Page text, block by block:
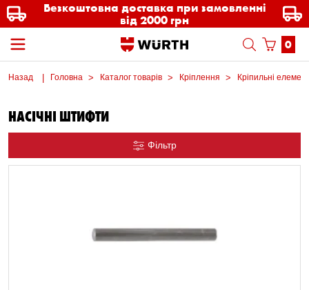
Безкоштовна доставка при замовленні
від 2000 грн
0
Назад Головна Каталог товарів Кріплення Кріпильні
НАСІЧНІ ШТИФТИ
Фільтр